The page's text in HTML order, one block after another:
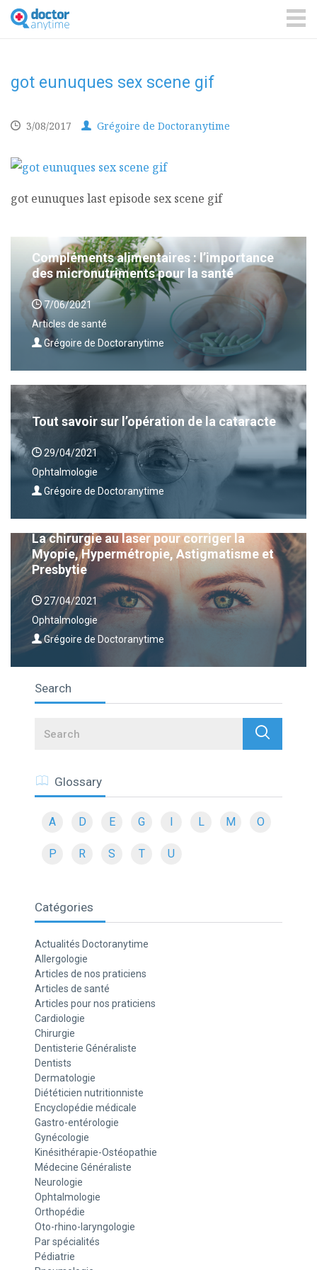
DoctorAnyTime
You
are
got eunuques sex scene gif
3/08/2017 Grégoire de Doctoranytime
got eunuques last episode sex scene gif
Compléments alimentaires : l’importance
des micronutriments pour la santé
7/06/2021
Articles de santé
Grégoire de Doctoranytime
Tout savoir sur l’opération de la cataracte
29/04/2021
Ophtalmologie
Grégoire de Doctoranytime
La chirurgie au laser pour corriger la
Myopie, Hypermétropie, Astigmatisme et
Presbytie
27/04/2021
Ophtalmologie
Grégoire de Doctoranytime
Search
Search
Glossary
A D E G L M O
P R S T U
Catégories
Actualités Doctoranytime
Allergologie
Articles de nos praticiens
Articles de santé
Articles pour nos praticiens
Cardiologie
Chirurgie
Dentisterie Généraliste
Dentists
Dermatologie
Diététicien nutritionniste
Encyclopédie médicale
Gastro-entérologie
Gynécologie
Kinésithérapie-Ostéopathie
Médecine Généraliste
Neurologie
Ophtalmologie
Orthopédie
Oto-rhino-laryngologie
Par spécialités
Pédiatrie